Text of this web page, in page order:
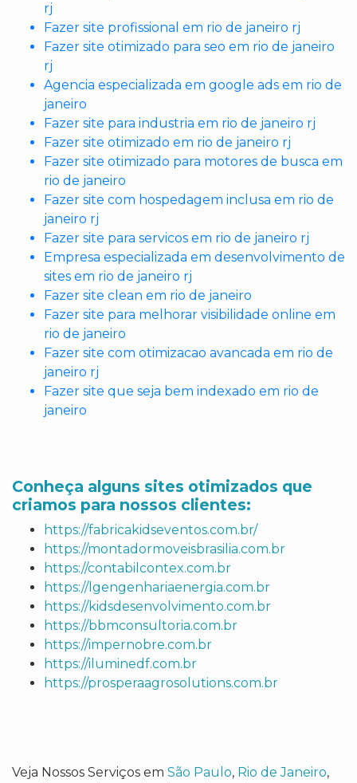
rj
Fazer site profissional em rio de janeiro rj
Fazer site otimizado para seo em rio de janeiro
rj
Agencia especializada em google ads em rio de
janeiro
Fazer site para industria em rio de janeiro rj
Fazer site otimizado em rio de janeiro rj
Fazer site otimizado para motores de busca em
rio de janeiro
Fazer site com hospedagem inclusa em rio de
janeiro rj
Fazer site para servicos em rio de janeiro rj
Empresa especializada em desenvolvimento de
sites em rio de janeiro rj
Fazer site clean em rio de janeiro
Fazer site para melhorar visibilidade online em
rio de janeiro
Fazer site com otimizacao avancada em rio de
janeiro rj
Fazer site que seja bem indexado em rio de
janeiro
Conheça alguns sites otimizados que
criamos para nossos clientes:
https://fabricakidseventos.com.br/
https://montadormoveisbrasilia.com.br
https://contabilcontex.com.br
https://lgengenhariaenergia.com.br
https://kidsdesenvolvimento.com.br
https://bbmconsultoria.com.br
https://impernobre.com.br
https://iluminedf.com.br
https://prosperaagrosolutions.com.br
Veja Nossos Serviços em São Paulo, Rio de Janeiro,